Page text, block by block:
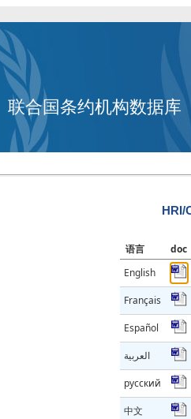
联合国条约机构数据库
HRI/
语言 doc
English
Français
Español
العربية
русский
中文